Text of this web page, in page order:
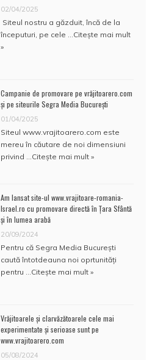
02/04/2025
Siteul nostru a găzduit, încă de la
începuturi, pe cele … Citește mai mult
»
Campanie de promovare pe vrăjitoarero.com
și pe siteurile Segra Media București
01/04/2025
Siteul www.vrajitoarero.com este
mereu în căutare de noi dimensiuni
privind … Citește mai mult »
Am lansat site-ul www.vrajitoare-romania-
Israel.ro cu promovare directă în Țara Sfântă
și în lumea arabă
20/09/2024
Pentru că Segra Media București
caută întotdeauna noi oprtunități
pentru … Citește mai mult »
Vrăjitoarele și clarvăzătoarele cele mai
experimentate și serioase sunt pe
www.vrajitoarero.com
05/08/2024